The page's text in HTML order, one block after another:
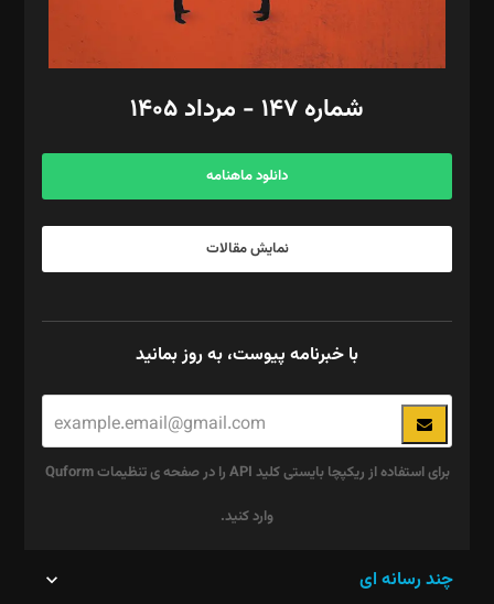
مد‌یر توسعه تجاری: کامبیز برید‌
امور مالی: شاپور رهبری، محمد‌ کاظمی‌نیا
آگهی و مشترکین: ۰۹۱۹۹۹۹۰۴۵۴
شماره ۱۴۷ - مرداد ۱۴۰۵
دانلود ماهنامه
نمایش مقالات
با خبرنامه پیوست، به روز بمانید
برای استفاده از ریکپچا بایستی کلید API را در صفحه ی تنظیمات Quform
وارد کنید.
چند رسانه ای